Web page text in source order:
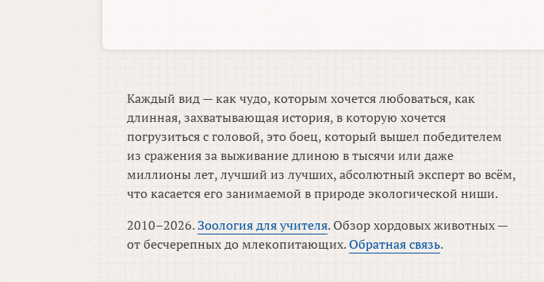
Каждый вид — как чудо, которым хочется любоваться, как
длинная, захватывающая история, в которую хочется
погрузиться с головой, это боец, который вышел победителем
из сражения за выживание длиною в тысячи или даже
миллионы лет, лучший из лучших, абсолютный эксперт во всём,
что касается его занимаемой в природе экологической ниши.
2010–2026.Зоология для учителя. Обзор хордовых животных —
от бесчерепных до млекопитающих.Обратная связь.